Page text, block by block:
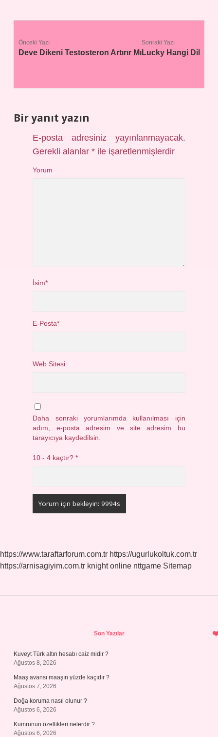
Önceki Yazı
Deve Dikeni Testosteron Artırır Mı
Sonraki Yazı
Lucky Hangi Dil
Bir yanıt yazın
E-posta adresiniz yayınlanmayacak.
Gerekli alanlar* ile işaretlenmişlerdir
Yorum
İsim*
E-Posta*
Web Sitesi
Daha sonraki yorumlarımda kullanılması için
adım, e-posta adresim ve site adresim bu
tarayıcıya kaydedilsin.
10 - 4 kaçtır?*
https://www.taraftarforum.com.tr https://ugurlukoltuk.com.tr
https://arnisagiyim.com.tr knight online nttgame Sitemap
Son Yazılar
Kuveyt Türk altın hesabı caiz midir ?
Ağustos 8, 2026
Maaş avansı maaşın yüzde kaçıdır ?
Ağustos 7, 2026
Doğa koruma nasıl olunur ?
Ağustos 6, 2026
Kumrunun özellikleri nelerdir ?
Ağustos 6, 2026